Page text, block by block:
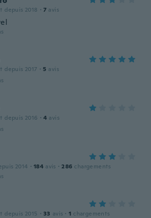
depuis 2018 · 7 avis
depuis 2017 · 5 avis
depuis 2016 · 4 avis
2014 · 184 avis · 286 chargements
depuis 2015 · 33 avis · 1 chargements